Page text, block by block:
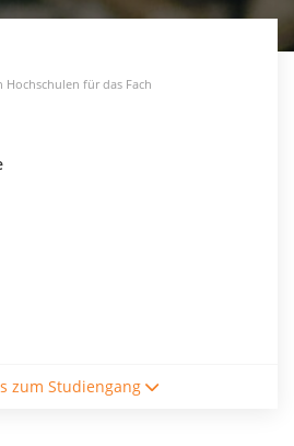
Hochschulen für das Fach
zum Studiengang